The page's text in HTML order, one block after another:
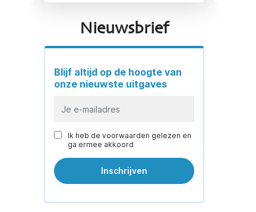
Nieuwsbrief
Blijf altijd op de hoogte van
onze nieuwste uitgaves
Ik heb de voorwaarden gelezen en
ga ermee akkoord